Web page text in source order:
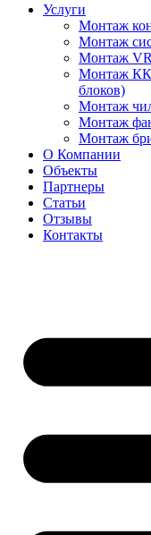
Услуги
Монтаж
Монтаж
Монтаж
Монтаж
блоков)
Монтаж
Монтаж
Монтаж
О Компании
Объекты
Партнеры
Статьи
Отзывы
Контакты